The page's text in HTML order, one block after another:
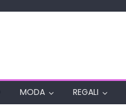
MODA REGALI